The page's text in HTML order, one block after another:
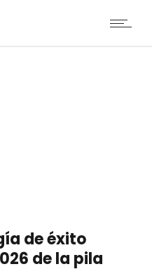
de éxito
de la pila